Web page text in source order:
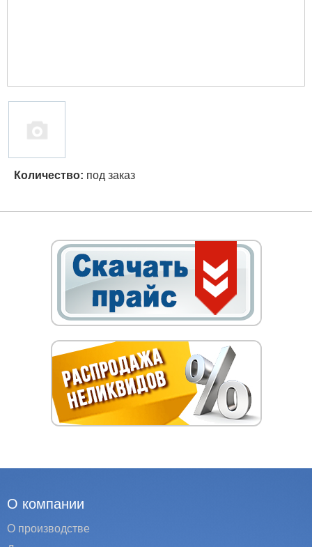
Количество: под заказ
О компании
О производстве